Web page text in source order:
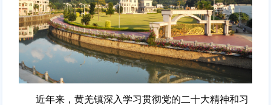
近年来，黄羌镇深入学习贯彻党的二十大精神和习